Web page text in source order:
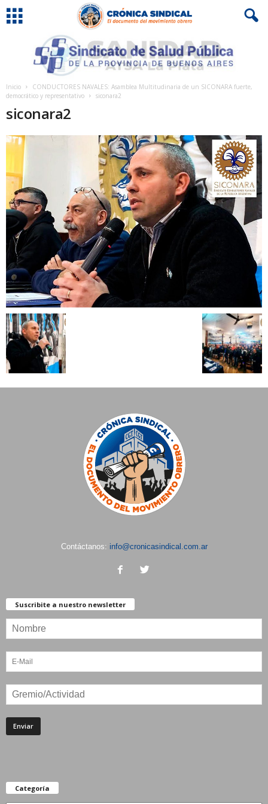
Inicio
CONDUCTORES NAVALES: Asamblea Multitudinaria de un SICONARA fuerte,
democrático y representativo
siconara2
siconara2
Contáctanos: info@cronicasindical.com.ar
Suscribite a nuestro newsletter
Categoría